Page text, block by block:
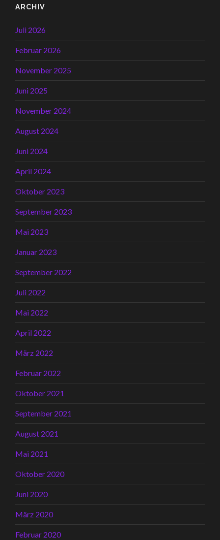
ARCHIV
Juli 2026
Februar 2026
November 2025
Juni 2025
November 2024
August 2024
Juni 2024
April 2024
Oktober 2023
September 2023
Mai 2023
Januar 2023
September 2022
Juli 2022
Mai 2022
April 2022
März 2022
Februar 2022
Oktober 2021
September 2021
August 2021
Mai 2021
Oktober 2020
Juni 2020
März 2020
Februar 2020